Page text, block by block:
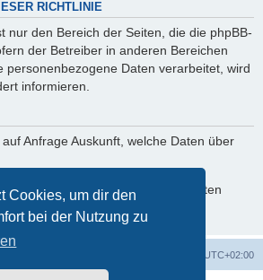
Cookies, um dir den
bei der Nutzung zu
RICHTLINIE
nur den Bereich der Seiten, die die phpBB-
der Betreiber in anderen Bereichen
personenbezogene Daten verarbeitet, wird
informieren.
Anfrage Auskunft, welche Daten über
Löschung bzw. Sperrung deiner Daten
bitte den Betreiber.
UTC+02:00